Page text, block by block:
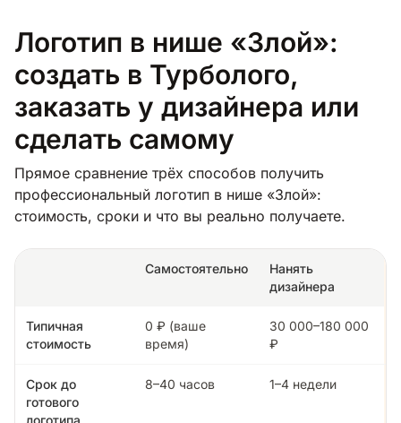
Логотип в нише «Злой»:
создать в Турболого,
заказать у дизайнера или
сделать самому
Прямое сравнение трёх способов получить
профессиональный логотип в нише «Злой»:
стоимость, сроки и что вы реально получаете.
Самостоятельно
Нанять
дизайнера
Типичная
стоимость
0 ₽ (ваше
время)
30 000–180 000
₽
Срок до
готового
логотипа
8–40 часов 1–4 недели